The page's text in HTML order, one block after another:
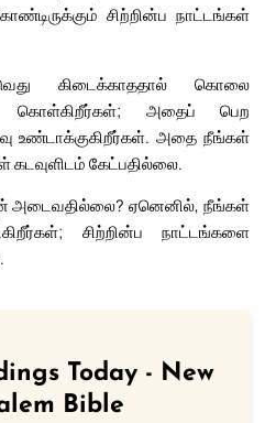
சிற்றின்ப நாட்டங்கள்
கிடைக்காததால் கொலை
கொள்கிறீர்கள்; அதைப் பெற
உண்டாக்குகிறீர்கள். அதை நீங்கள்
கடவுளிடம் கேட்பதில்லை.
அடைவதில்லை? ஏனெனில், நீங்கள்
சிற்றின்ப நாட்டங்களை
Today - New
Bible